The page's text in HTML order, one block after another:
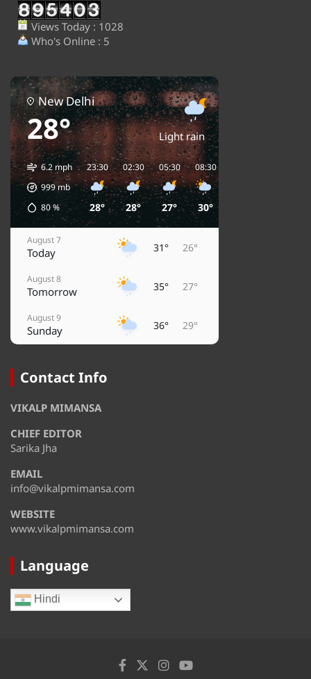
Views Today : 1028
Who's Online : 5
New Delhi
28° Light rain
6.2 mph
999mb
80%
23:30
28°
02:30
28°
05:30
27°
08:30
30°
August 7
Today 31° 26°
August 8
Tomorrow 35° 27°
August 9
Sunday 36° 29°
Monday
Tuesday
August 12
Wednesday
August 13
Thursday
Contact Info
VIKALP MIMANSA
CHIEF EDITOR
Sarika Jha
EMAIL
info@vikalpmimansa.com
WEBSITE
www.vikalpmimansa.com
Language
Hindi